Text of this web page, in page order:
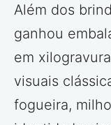
Além dos
ganhou
em
visuais
fogueira,